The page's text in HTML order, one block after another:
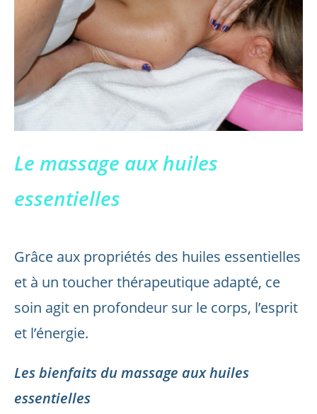
Le massage aux huiles
essentielles
Grâce aux propriétés des huiles essentielles
et à un toucher thérapeutique adapté, ce
soin agit en profondeur sur le corps, l’esprit
et l’énergie.
Les bienfaits du massage aux huiles
essentielles